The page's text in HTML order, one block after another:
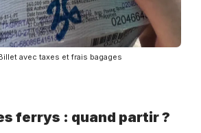
avec taxes et frais bagages
ferrys : quand partir ?